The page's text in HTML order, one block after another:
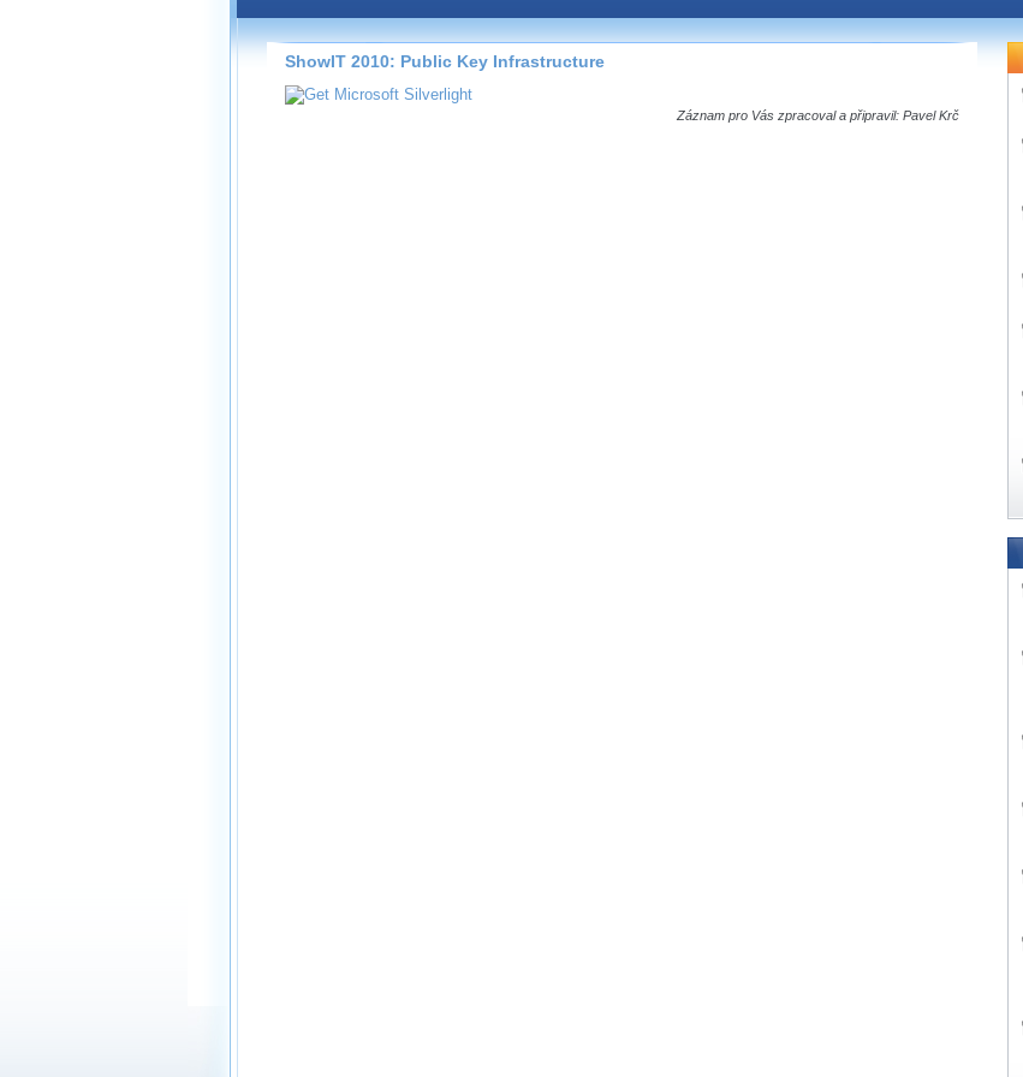
Záznamy na našem webu můžete pohodlně sledovat
přímo na stránce s využitím našehoHTML 5nebo
Silverlightpřehrávače.
Stránka se sama rozhodne, na základě toho, jaké
technologie podporuje Váš prohlížeč, který přehrávač
ShowIT 2010: Public Key Infrastructure
Záznam pro Vás zpracoval a připravil: Pavel Krč